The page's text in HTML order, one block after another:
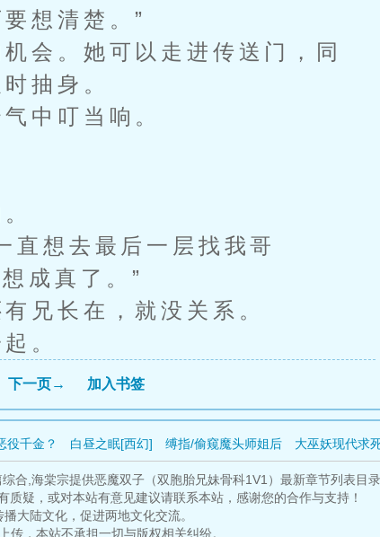
想清楚。”
。她可以走进传送门，同
抽身。
中叮当响。
想去最后一层找我哥
成真了。”
长在，就没关系。
。
下一页→ 加入书签
役千金？ 白昼之眠[西幻] 缚指/偷窥魔头师姐后
大巫妖现代求
傀儡皇子到黑夜君王 我被迫挖了邪神的墙脚
合,海棠宗提供恶魔双子（双胞胎兄妹骨科1V1）最新章节列表目录
疑，或对本站有意见建议请联系本站，感谢您的合作与支持！
大陆文化，促进两地文化交流。
，本站不承担一切与版权相关纠纷。